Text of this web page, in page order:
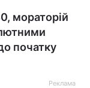
мораторій
початку
Реклама